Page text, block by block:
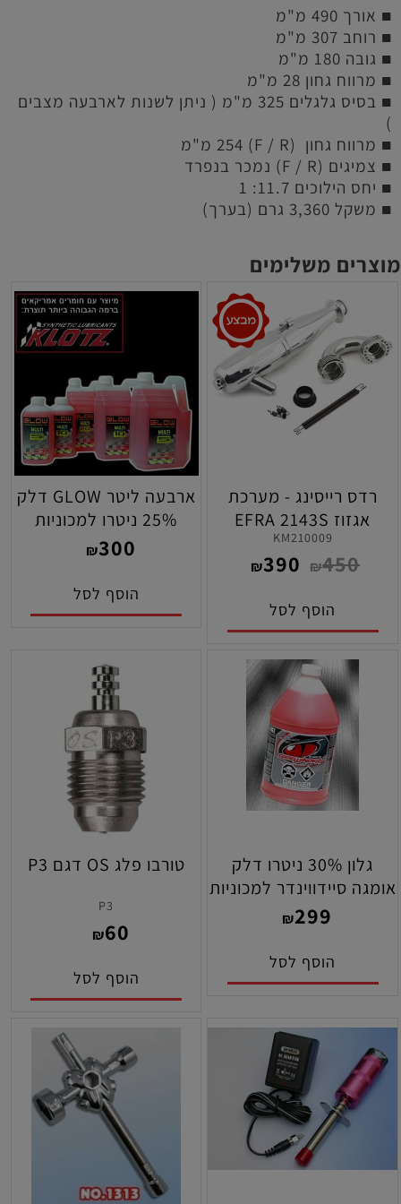
■תושבות מתלים קדמית ואחורית גבוהה יותר למהלך
מתלים ארוך יותר.
■בולמי הזעזועים ארוכים יותר ליציבות בתנאים קיצוניים
ויציבות טובה יותר בקפיצות.
■יחס ההעברה 12/42 בדיפים להאצה לינארית יותר
ולאחיזת שטח מקסימלית.
■מייצבים בעובי 2.6 קדמיים ו-2.8 אחורים מייצבים את
הרכב בצורה יעילה יותר.
■קפיצים ארוכים יותר לבולמים הארוכים.
■סט משושים לגלגלים קדמי ואחורי במבנה חדשני עם
חיבור מיוחד למוט הגלגל.
■גלגל שיניים מרכזי 45 שיניים ( ספאר ) להעברת כוח
לינארית.
■חופה חדשנית לביצועים מקסימילים.
הרכב המוביל כיום בעולם! הקדימו להזמין את המכונה
המופלאה את הקיושו MP10 TKI2 .
■ אורך 490 מ"מ
■ רוחב 307 מ"מ
■ גובה 180 מ"מ
■ מרווח גחון 28 מ"מ
■ בסיס גלגלים 325 מ"מ ( ניתן לשנות לארבעה מצבים
)
■ מרווח גחון (F / R) 254 מ"מ
■ צמיגים (F / R) נמכר בנפרד
■ יחס הילוכים 11.7: 1
■ משקל 3,360 גרם (בערך)
מוצרים משלימים
רדס רייסינג - מערכת
אגזוז EFRA 2143S
KM210009
₪450
₪390
הוסף לסל
ארבעה ליטר GLOW דלק
25% ניטרו למכוניות
רייסנג
₪300
הוסף לסל
גלון 30% ניטרו דלק
אומגה סיידווינדר למכוניות
₪299
הוסף לסל
טורבו פלג OS דגם P3
P3
₪60
הוסף לסל